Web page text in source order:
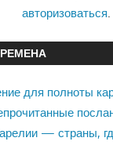
авторизоваться.
для полноты
— страны,